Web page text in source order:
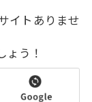
イトありませ
う！